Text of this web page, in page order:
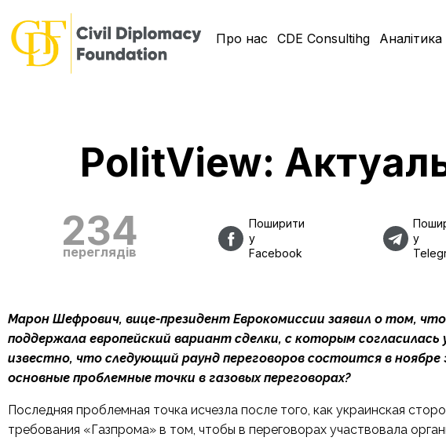
Про нас CDE Consultihg Аналітика
PolitView:
234
переглядів
Поширити
у
Facebook
у
Марон Шефрович, вице-президент Еврокомиссии заявил о том,
поддержала европейский вариант сделки, с которым
известно, что следующий раунд переговоров состоится в
основные проблемные точки в газовых переговорах?
Последняя проблемная точка исчезла после того, как украинская
требования «Газпрома» в том, чтобы в переговорах участвовала